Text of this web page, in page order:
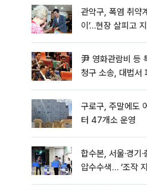
관악구, 폭염 취약
이’…현장 살피고
尹 영화관람비 등
청구 소송, 대법서
구로구, 주말에도
터 47개소 운영
합수본, 서울·경기
압수수색… ‘조작